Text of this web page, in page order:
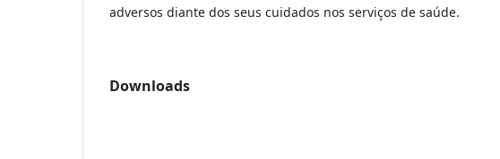
adversos diante dos seus cuidados nos serviços de saúde.
Downloads